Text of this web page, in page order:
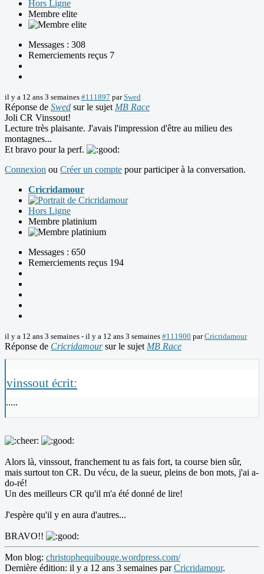
Hors Ligne
Membre elite
Messages : 308
Remerciements reçus 7
il y a 12 ans 3 semaines #111897 parSwed
Réponse de Swed sur le sujet MB Race
Joli CR Vinssout!
Lecture très plaisante. J'avais l'impression d'être au milieu des
montagnes...
Et bravo pour la perf.
Connexion ou Créer un compte pour participer à la conversation.
Cricridamour
Hors Ligne
Membre platinium
Messages : 650
Remerciements reçus 194
il y a 12 ans 3 semaines - il y a 12 ans 3 semaines #111900 parCricridamour
Réponse de Cricridamoursur le sujet MB Race
vinssout écrit:
.....
Alors là, vinssout, franchement tu as fais fort, ta course bien sûr,
mais surtout ton CR. Du vécu, de la sueur, pleins de bon mots, j'ai a-
do-ré!
Un des meilleurs CR qu'il m'a été donné de lire!
J'espère qu'il y en aura d'autres...
BRAVO!!
Mon blog: christophequibouge.wordpress.com/
Dernière édition: il y a 12 ans 3 semaines parCricridamour.